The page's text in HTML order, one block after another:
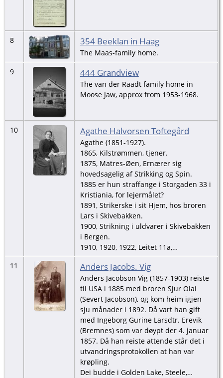
8 354 Beeklan in Haag
The Maas-family home.
9
444 Grandview
The van der Raadt family home in
Moose Jaw, approx from 1953-1968.
10 Agathe Halvorsen Toftegård
Agathe (1851-1927).
1865, Kilstrømmen, tjener.
1875, Matres-Øen, Ernærer sig
hovedsagelig af Strikking og Spin.
1885 er hun straffange i Storgaden 33 i
Kristiania, for lejermålet?
1891, Strikerske i sit Hjem, hos broren
Lars i Skivebakken.
1900, Strikning i uldvarer i Skivebakken
i Bergen.
1910, 1920, 1922, Leitet 11a,…
11
Anders Jacobs. Vig
Anders Jacobson Vig (1857-1903) reiste
til USA i 1885 med broren Sjur Olai
(Severt Jacobson), og kom heim igjen
sju månader i 1892. Då vart han gift
med Ingeborg Gurine Larsdtr. Erevik
(Bremnes) som var døypt der 4. januar
1857. Då han reiste attende står det i
utvandringsprotokollen at han var
krøpling.
Dei budde i Golden Lake, Steele,…